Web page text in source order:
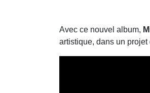
Avec ce nouvel album,
artistique, dans un